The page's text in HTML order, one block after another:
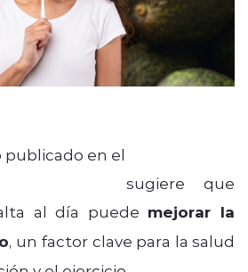
en el
sugiere que
al día puede mejorar la
, un factor clave para la salud